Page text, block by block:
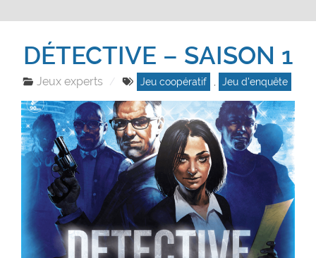
DÉTECTIVE – SAISON 1
Jeux experts Jeu coopératif , Jeu d'enquête